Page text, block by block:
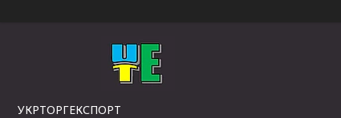
УКРТОРГЕКСПОРТ